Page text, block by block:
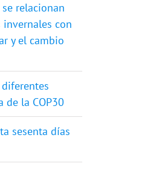
relacionan
con
y el cambio
de la COP30
sesenta días